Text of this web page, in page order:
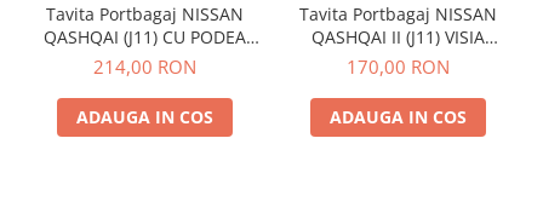
Tavita Portbagaj NISSAN
QASHQAI (J11) CU PODEA
INALTA (2014-2017)
214,00 RON
ADAUGA IN COS
Tavita Portbagaj NISSAN
QASHQAI II (J11) VISIA
VERSION 2013-2021
170,00 RON
ADAUGA IN COS